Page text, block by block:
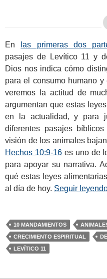
En las primeras dos
pasajes de Levítico 11 y
Dios nos indica cómo
para el consumo humano
veremos la actitud de
argumentan que estas
en la actualidad, y para
diferentes pasajes
visión de los animales
Hechos 10:9-16es uno de
para apoyar su narrativa.
qué estas leyes
al día de hoy. Seguir
10 MANDAMIENTOS
CRECIMIENTO ESPIRITUAL
LEVÍTICO 11